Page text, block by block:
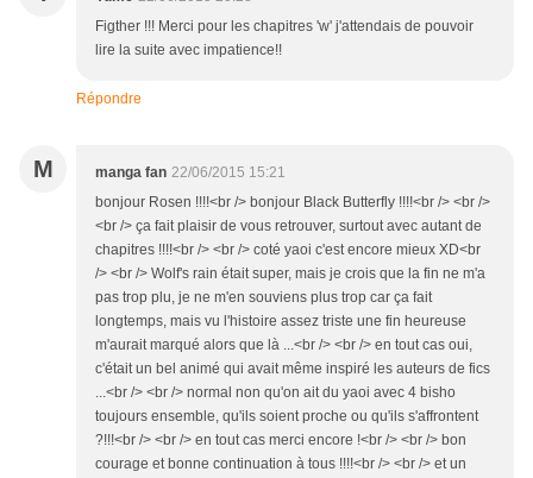
Figther !!! Merci pour les chapitres 'w' j'attendais de pouvoir
lire la suite avec impatience!!
Répondre
M manga fan 22/06/2015 15:21
bonjour Rosen !!!!<br /> bonjour Black Butterfly !!!!<br /> <br />
<br /> ça fait plaisir de vous retrouver, surtout avec autant de
chapitres !!!!<br /> <br /> coté yaoi c'est encore mieux XD<br
/> <br /> Wolf's rain était super, mais je crois que la fin ne m'a
pas trop plu, je ne m'en souviens plus trop car ça fait
longtemps, mais vu l'histoire assez triste une fin heureuse
m'aurait marqué alors que là ...<br /> <br /> en tout cas oui,
c'était un bel animé qui avait même inspiré les auteurs de fics
...<br /> <br /> normal non qu'on ait du yaoi avec 4 bisho
toujours ensemble, qu'ils soient proche ou qu'ils s'affrontent
?!!!<br /> <br /> en tout cas merci encore !<br /> <br /> bon
courage et bonne continuation à tous !!!!<br /> <br /> et un